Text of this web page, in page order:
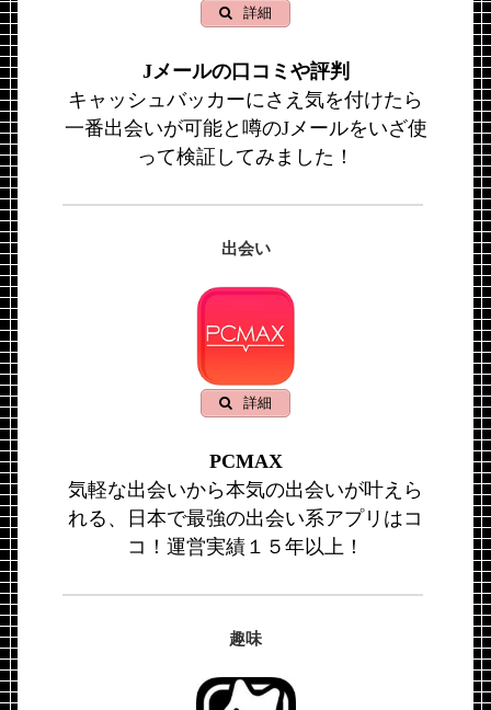
詳細
Jメールの口コミや評判
キャッシュバッカーにさえ気を付けたら
一番出会いが可能と噂のJメールをいざ使
って検証してみました！
出会い
詳細
PCMAX
気軽な出会いから本気の出会いが叶えら
れる、日本で最強の出会い系アプリはコ
コ！運営実績１５年以上！
趣味